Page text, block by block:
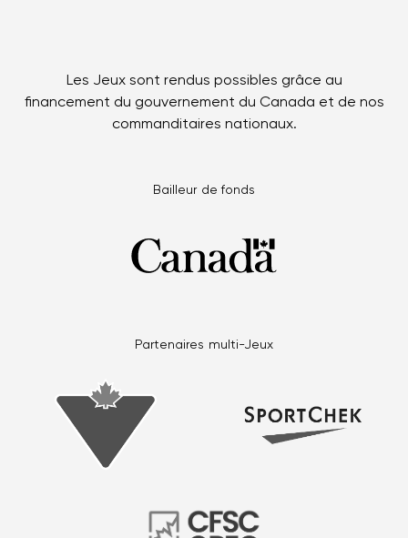
Les Jeux sont rendus possibles grâce au
financement du gouvernement du Canada et de nos
commanditaires nationaux.
Bailleur de fonds
Partenaires multi-Jeux